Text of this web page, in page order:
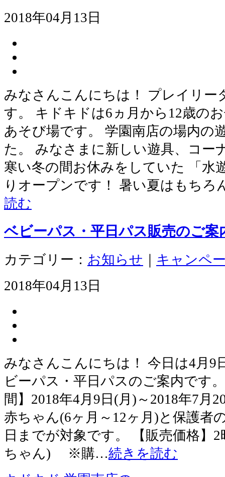
2018年04月13日
みなさんこんにちは！ プレイリー
す。 キドキドは6ヵ月から12歳の
あそび場です。 学園南店の場内の
た。 みなさまに新しい遊具、コー
寒い冬の間お休みをしていた 「水
りオープンです！ 暑い夏はもち
読む
ベビーパス・平日パス販売のご案
カテゴリー： お知らせ
キャンペ
2018年04月13日
みなさんこんにちは！ 今日は4月9
ビーパス・平日パスのご案内です
間】2018年4月9日(月)～2018年7
赤ちゃん(6ヶ月～12ヶ月)と保護者
日までが対象です。 【販売価格】
ちゃん) ※購…続きを読む